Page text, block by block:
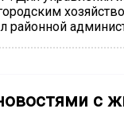
районной
с